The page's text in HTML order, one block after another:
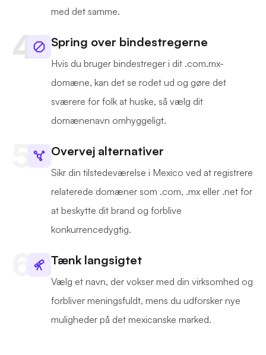
med det samme.
Spring over bindestregerne
Hvis du bruger bindestreger i dit .com.mx-
domæne, kan det se rodet ud og gøre det
sværere for folk at huske, så vælg dit
domænenavn omhyggeligt.
Overvej alternativer
Sikr din tilstedeværelse i Mexico ved at registrere
relaterede domæner som .com, .mx eller .net for
at beskytte dit brand og forblive
konkurrencedygtig.
Tænk langsigtet
Vælg et navn, der vokser med din virksomhed og
forbliver meningsfuldt, mens du udforsker nye
muligheder på det mexicanske marked.